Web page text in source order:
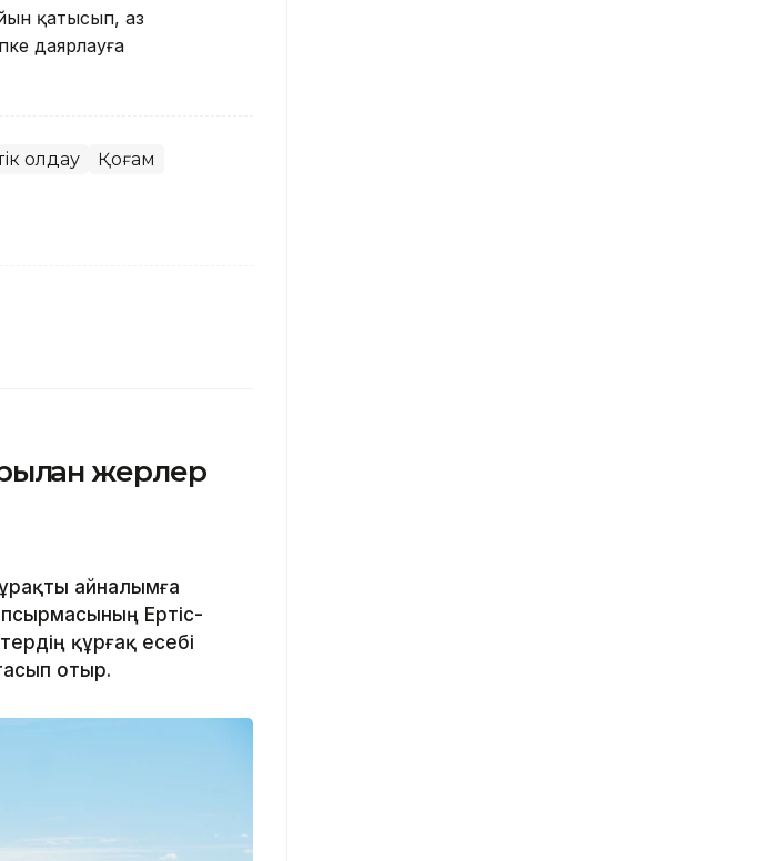
қатысып, аз
даярлауға
қолдау Қоғам
жерлер
айналымға
Ертіс-
құрғақ есебі
отыр.